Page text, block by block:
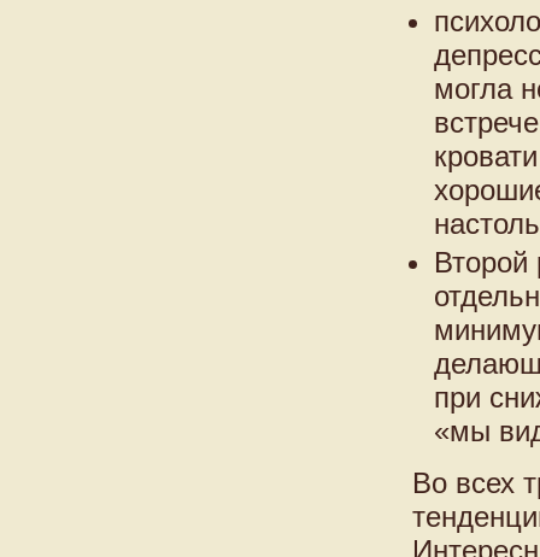
могла
Второй
при
«мы
Во всех